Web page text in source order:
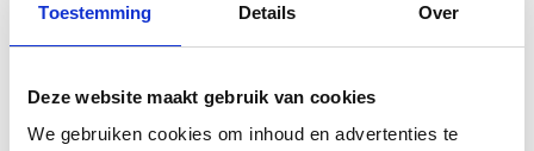
Toestemming Details Over
Deze website maakt gebruik van cookies
We gebruiken cookies om inhoud en advertenties te
Onze aanpak in 3
In enkele stappen bouwen we aan jouw